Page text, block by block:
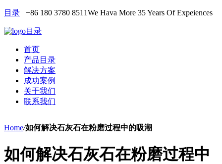
目录 +86 180 3780 8511We Hava More 35 Years Of Expeiences
目录
首页
产品目录
解决方案
成功案例
关于我们
联系我们
Home/如何解决石灰石在粉磨过程中的吸潮
如何解决石灰石在粉磨过程中